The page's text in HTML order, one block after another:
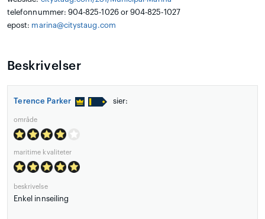
telefonnummer: 904-825-1026 or 904-825-1027
epost: marina@citystaug.com
Beskrivelser
Terence Parker sier:
område
maritime kvaliteter
beskrivelse
Enkel innseiling